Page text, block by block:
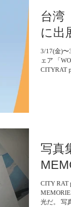
台湾
に出
3/17(金)
ェア 「
CITYRAT
写真
CITY RAT
光だ。 写